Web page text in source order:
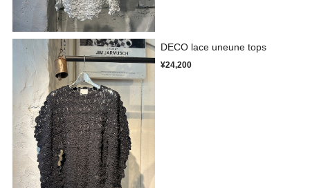
DECO lace uneune tops
¥24,200